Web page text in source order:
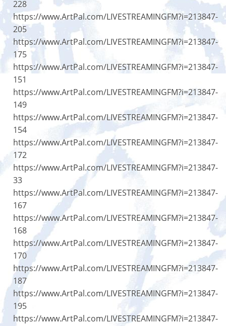
228
https://www.ArtPal.com/LIVESTREAMINGFM?i=213847-
205
https://www.ArtPal.com/LIVESTREAMINGFM?i=213847-
175
https://www.ArtPal.com/LIVESTREAMINGFM?i=213847-
151
https://www.ArtPal.com/LIVESTREAMINGFM?i=213847-
149
https://www.ArtPal.com/LIVESTREAMINGFM?i=213847-
154
https://www.ArtPal.com/LIVESTREAMINGFM?i=213847-
172
https://www.ArtPal.com/LIVESTREAMINGFM?i=213847-
33
https://www.ArtPal.com/LIVESTREAMINGFM?i=213847-
167
https://www.ArtPal.com/LIVESTREAMINGFM?i=213847-
168
https://www.ArtPal.com/LIVESTREAMINGFM?i=213847-
170
https://www.ArtPal.com/LIVESTREAMINGFM?i=213847-
187
https://www.ArtPal.com/LIVESTREAMINGFM?i=213847-
195
https://www.ArtPal.com/LIVESTREAMINGFM?i=213847-